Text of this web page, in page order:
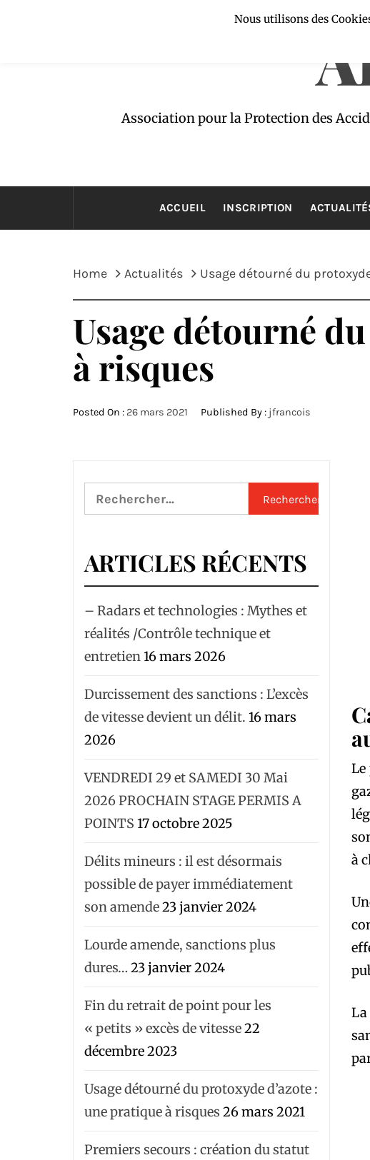
Association pour la Protection des
ACCUEIL INSCRIPTION
Home Actualités Usage détourné du
Usage détourné
à risques
Posted On : 26 mars 2021 Published By : jfrancois
de
Le
à
La
Rechercher :
ARTICLES RÉCENTS
– Radars et technologies : Mythes et
réalités /Contrôle technique et
entretien16 mars 2026
Durcissement des sanctions : L’excès
de vitesse devient un délit. 16 mars
2026
VENDREDI 29 et SAMEDI 30 Mai
2026 PROCHAIN STAGE PERMIS A
POINTS 17 octobre 2025
Délits mineurs : il est désormais
possible de payer immédiatement
son amende23 janvier 2024
Lourde amende, sanctions plus
dures… 23 janvier 2024
Fin du retrait de point pour les
« petits » excès de vitesse22
décembre 2023
Usage détourné du protoxyde d’azote :
une pratique à risques 26 mars 2021
Premiers secours : création du statut
Nous utilisons des